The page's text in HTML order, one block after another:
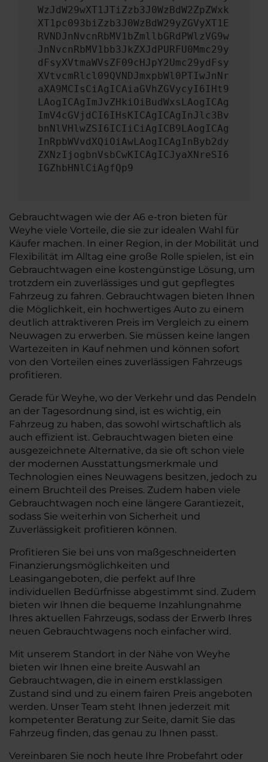
WzJdW29wXT1JTiZzb3J0WzBdW2ZpZWxk
XT1pc093biZzb3J0WzBdW29yZGVyXT1E
RVNDJnNvcnRbMV1bZmllbGRdPWlzVG9w
JnNvcnRbMV1bb3JkZXJdPURFU0Mmc29y
dFsyXVtmaWVsZF09cHJpY2Umc29ydFsy
XVtvcmRlcl09QVNDJmxpbWl0PTIwJnNr
aXA9MCIsCiAgICAiaGVhZGVycyI6IHt9
LAogICAgImJvZHkiOiBudWxsLAogICAg
ImV4cGVjdCI6IHsKICAgICAgInJlc3Bv
bnNlVHlwZSI6ICIiCiAgICB9LAogICAg
InRpbWVvdXQiOiAwLAogICAgInByb2dy
ZXNzIjogbnVsbCwKICAgICJyaXNreSI6
IGZhbHNlCiAgfQp9
Gebrauchtwagen wie der A6 e-tron bieten für
Weyhe viele Vorteile, die sie zur idealen Wahl für
Käufer machen. In einer Region, in der Mobilität und
Flexibilität im Alltag eine große Rolle spielen, ist ein
Gebrauchtwagen eine kostengünstige Lösung, um
trotzdem ein zuverlässiges und gut gepflegtes
Fahrzeug zu fahren. Gebrauchtwagen bieten Ihnen
die Möglichkeit, ein hochwertiges Auto zu einem
deutlich attraktiveren Preis im Vergleich zu einem
Neuwagen zu erwerben. Sie müssen keine langen
Wartezeiten in Kauf nehmen und können sofort
von den Vorteilen eines zuverlässigen Fahrzeugs
profitieren.
Gerade für Weyhe, wo der Verkehr und das Pendeln
an der Tagesordnung sind, ist es wichtig, ein
Fahrzeug zu haben, das sowohl wirtschaftlich als
auch effizient ist. Gebrauchtwagen bieten eine
ausgezeichnete Alternative, da sie oft schon viele
der modernen Ausstattungsmerkmale und
Technologien eines Neuwagens besitzen, jedoch zu
einem Bruchteil des Preises. Zudem haben viele
Gebrauchtwagen noch eine längere Garantiezeit,
sodass Sie weiterhin von Sicherheit und
Zuverlässigkeit profitieren können.
Profitieren Sie bei uns von maßgeschneiderten
Finanzierungsmöglichkeiten und
Leasingangeboten, die perfekt auf Ihre
individuellen Bedürfnisse abgestimmt sind. Zudem
bieten wir Ihnen die bequeme Inzahlungnahme
Ihres aktuellen Fahrzeugs, sodass der Erwerb Ihres
neuen Gebrauchtwagens noch einfacher wird.
Mit unserem Standort in der Nähe von Weyhe
bieten wir Ihnen eine breite Auswahl an
Gebrauchtwagen, die in einem erstklassigen
Zustand sind und zu einem fairen Preis angeboten
werden. Unser Team steht Ihnen jederzeit mit
kompetenter Beratung zur Seite, damit Sie das
Fahrzeug finden, das genau zu Ihnen passt.
Vereinbaren Sie noch heute Ihre Probefahrt oder